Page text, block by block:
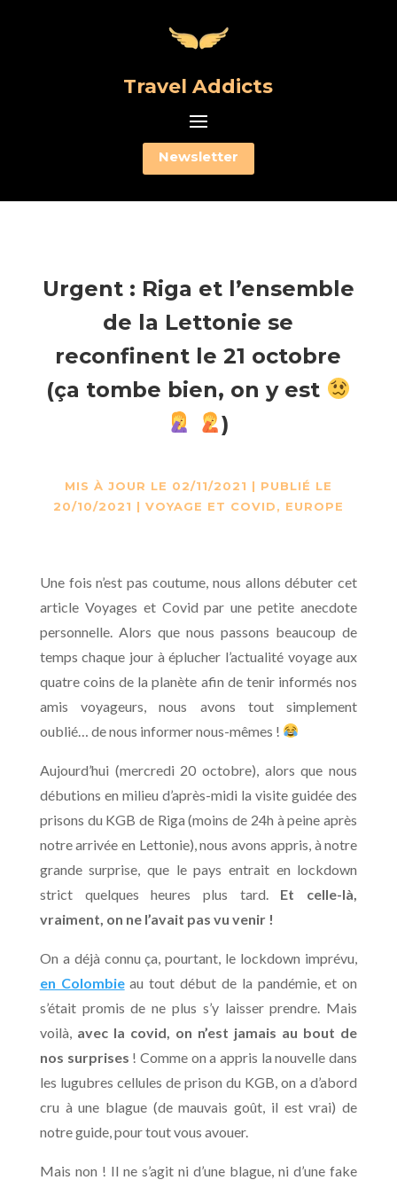
Travel Addicts
Newsletter
Urgent : Riga et l’ensemble
de la Lettonie se
reconfinent le 21 octobre
(ça tombe bien, on y est
)
MIS À JOUR LE 02/11/2021 | PUBLIÉ LE
20/10/2021 | VOYAGE ET COVID, EUROPE
Une fois n’est pas coutume, nous allons débuter cet
article Voyages et Covid par une petite anecdote
personnelle. Alors que nous passons beaucoup de
temps chaque jour à éplucher l’actualité voyage aux
quatre coins de la planète afin de tenir informés nos
amis voyageurs, nous avons tout simplement
oublié… de nous informer nous-mêmes !
Aujourd’hui (mercredi 20 octobre), alors que nous
débutions en milieu d’après-midi la visite guidée des
prisons du KGB de Riga (moins de 24h à peine après
notre arrivée en Lettonie), nous avons appris, à notre
grande surprise, que le pays entrait en lockdown
strict quelques heures plus tard. Et celle-là,
vraiment, on ne l’avait pas vu venir !
On a déjà connu ça, pourtant, le lockdown imprévu,
en Colombieau tout début de la pandémie, et on
s’était promis de ne plus s’y laisser prendre. Mais
voilà, avec la covid, on n’est jamais au bout de
nos surprises ! Comme on a appris la nouvelle dans
les lugubres cellules de prison du KGB, on a d’abord
cru à une blague (de mauvais goût, il est vrai) de
notre guide, pour tout vous avouer.
Mais non ! Il ne s’agit ni d’une blague, ni d’une fake